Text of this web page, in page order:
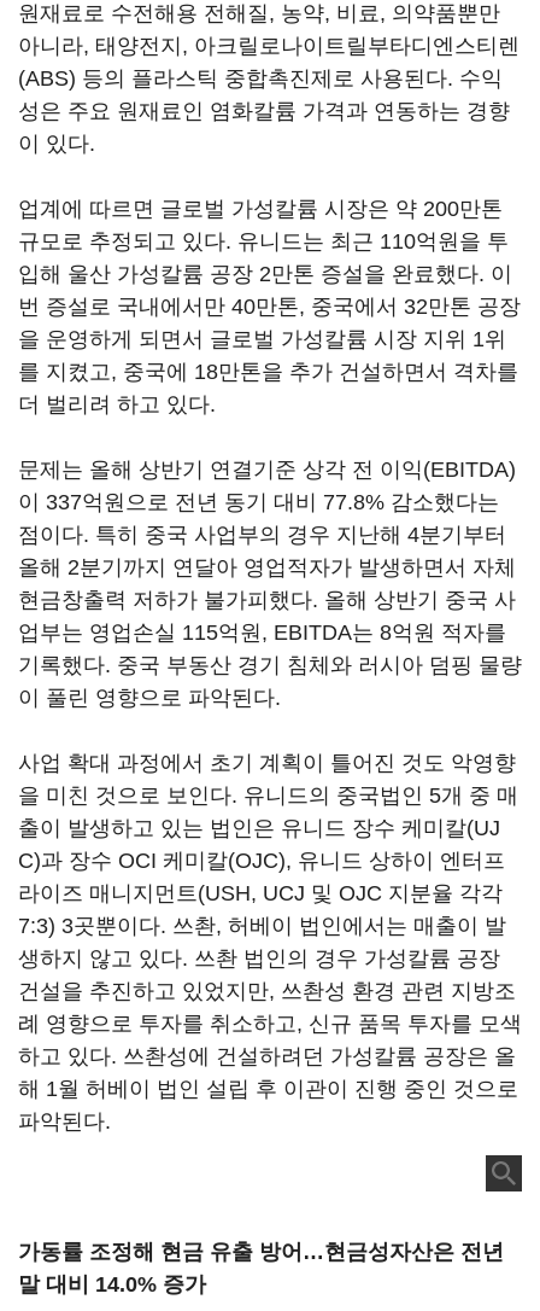
원재료로 수전해용 전해질, 농약, 비료, 의약품뿐만
아니라, 태양전지, 아크릴로나이트릴부타디엔스티렌
(ABS) 등의 플라스틱 중합촉진제로 사용된다. 수익
성은 주요 원재료인 염화칼륨 가격과 연동하는 경향
이 있다.
업계에 따르면 글로벌 가성칼륨 시장은 약 200만톤
규모로 추정되고 있다. 유니드는 최근 110억원을 투
입해 울산 가성칼륨 공장 2만톤 증설을 완료했다. 이
번 증설로 국내에서만 40만톤, 중국에서 32만톤 공장
을 운영하게 되면서 글로벌 가성칼륨 시장 지위 1위
를 지켰고, 중국에 18만톤을 추가 건설하면서 격차를
더 벌리려 하고 있다.
문제는 올해 상반기 연결기준 상각 전 이익(EBITDA)
이 337억원으로 전년 동기 대비 77.8% 감소했다는
점이다. 특히 중국 사업부의 경우 지난해 4분기부터
올해 2분기까지 연달아 영업적자가 발생하면서 자체
현금창출력 저하가 불가피했다. 올해 상반기 중국 사
업부는 영업손실 115억원, EBITDA는 8억원 적자를
기록했다. 중국 부동산 경기 침체와 러시아 덤핑 물량
이 풀린 영향으로 파악된다.
사업 확대 과정에서 초기 계획이 틀어진 것도 악영향
을 미친 것으로 보인다. 유니드의 중국법인 5개 중 매
출이 발생하고 있는 법인은 유니드 장수 케미칼(UJ
C)과 장수 OCI 케미칼(OJC), 유니드 상하이 엔터프
라이즈 매니지먼트(USH, UCJ 및 OJC 지분율 각각
7:3) 3곳뿐이다. 쓰촨, 허베이 법인에서는 매출이 발
생하지 않고 있다. 쓰촨 법인의 경우 가성칼륨 공장
건설을 추진하고 있었지만, 쓰촨성 환경 관련 지방조
례 영향으로 투자를 취소하고, 신규 품목 투자를 모색
하고 있다. 쓰촨성에 건설하려던 가성칼륨 공장은 올
해 1월 허베이 법인 설립 후 이관이 진행 중인 것으로
파악된다.
가동률 조정해 현금 유출 방어…현금성자산은 전년
말 대비 14.0% 증가